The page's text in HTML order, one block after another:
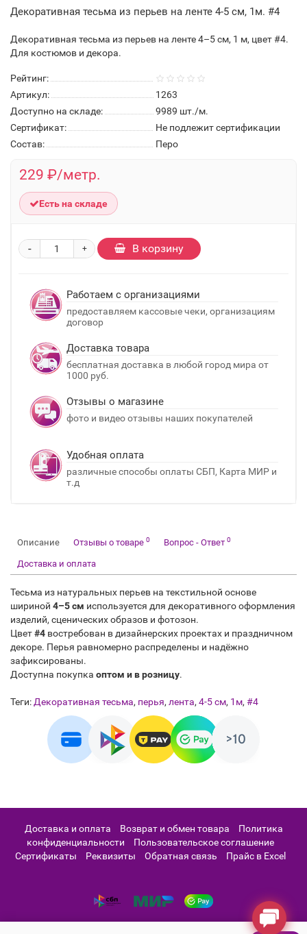
Декоративная тесьма из перьев на ленте 4-5 см, 1м. #4
Декоративная тесьма из перьев на ленте 4–5 см, 1 м, цвет #4.
Для костюмов и декора.
Рейтинг:
Артикул:
1263
Доступно на складе:
9989 шт./м.
Сертификат:
Не подлежит сертификации
Состав:
Перо
229 ₽/метр.
Есть на складе
+
- В корзину
Работаем с организациями
предоставляем кассовые чеки, организациям
договор
Доставка товара
бесплатная доставка в любой город мира от
1000 руб.
Отзывы о магазине
фото и видео отзывы наших покупателей
Удобная оплата
различные способы оплаты СБП, Карта МИР и
т.д
Описание Отзывы о товаре 0 Вопрос - Ответ 0
Доставка и оплата
Тесьма из натуральных перьев на текстильной основе
шириной 4–5 см используется для декоративного оформления
изделий, сценических образов и фотозон.
Цвет#4 востребован в дизайнерских проектах и праздничном
декоре. Перья равномерно распределены и надёжно
зафиксированы.
Доступна покупка оптом и в розницу.
Теги: Декоративная тесьма, перья, лента, 4-5 см, 1м, #4
Доставка и оплата Возврат и обмен товара
Политика
конфиденциальности
Пользовательское соглашение
Сертификаты
Реквизиты Обратная связь Прайс в Excel